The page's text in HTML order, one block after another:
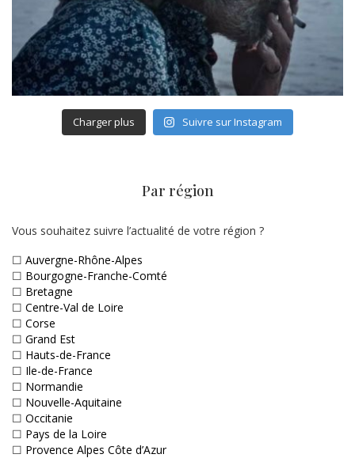
Charger plus Suivre sur Instagram
Par région
Vous souhaitez suivre l’actualité de votre région ?
☐ Auvergne-Rhône-Alpes
☐ Bourgogne-Franche-Comté
☐ Bretagne
☐ Centre-Val de Loire
☐ Corse
☐ Grand Est
☐ Hauts-de-France
☐ Ile-de-France
☐ Normandie
☐ Nouvelle-Aquitaine
☐ Occitanie
☐ Pays de la Loire
☐ Provence Alpes Côte d’Azur